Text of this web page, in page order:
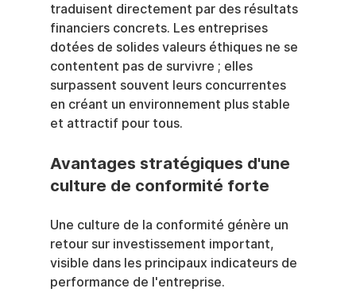
traduisent directement par des résultats
financiers concrets. Les entreprises
dotées de solides valeurs éthiques ne se
contentent pas de survivre ; elles
surpassent souvent leurs concurrentes
en créant un environnement plus stable
et attractif pour tous.
Avantages stratégiques d'une
culture de conformité forte
Une culture de la conformité génère un
retour sur investissement important,
visible dans les principaux indicateurs de
performance de l'entreprise.